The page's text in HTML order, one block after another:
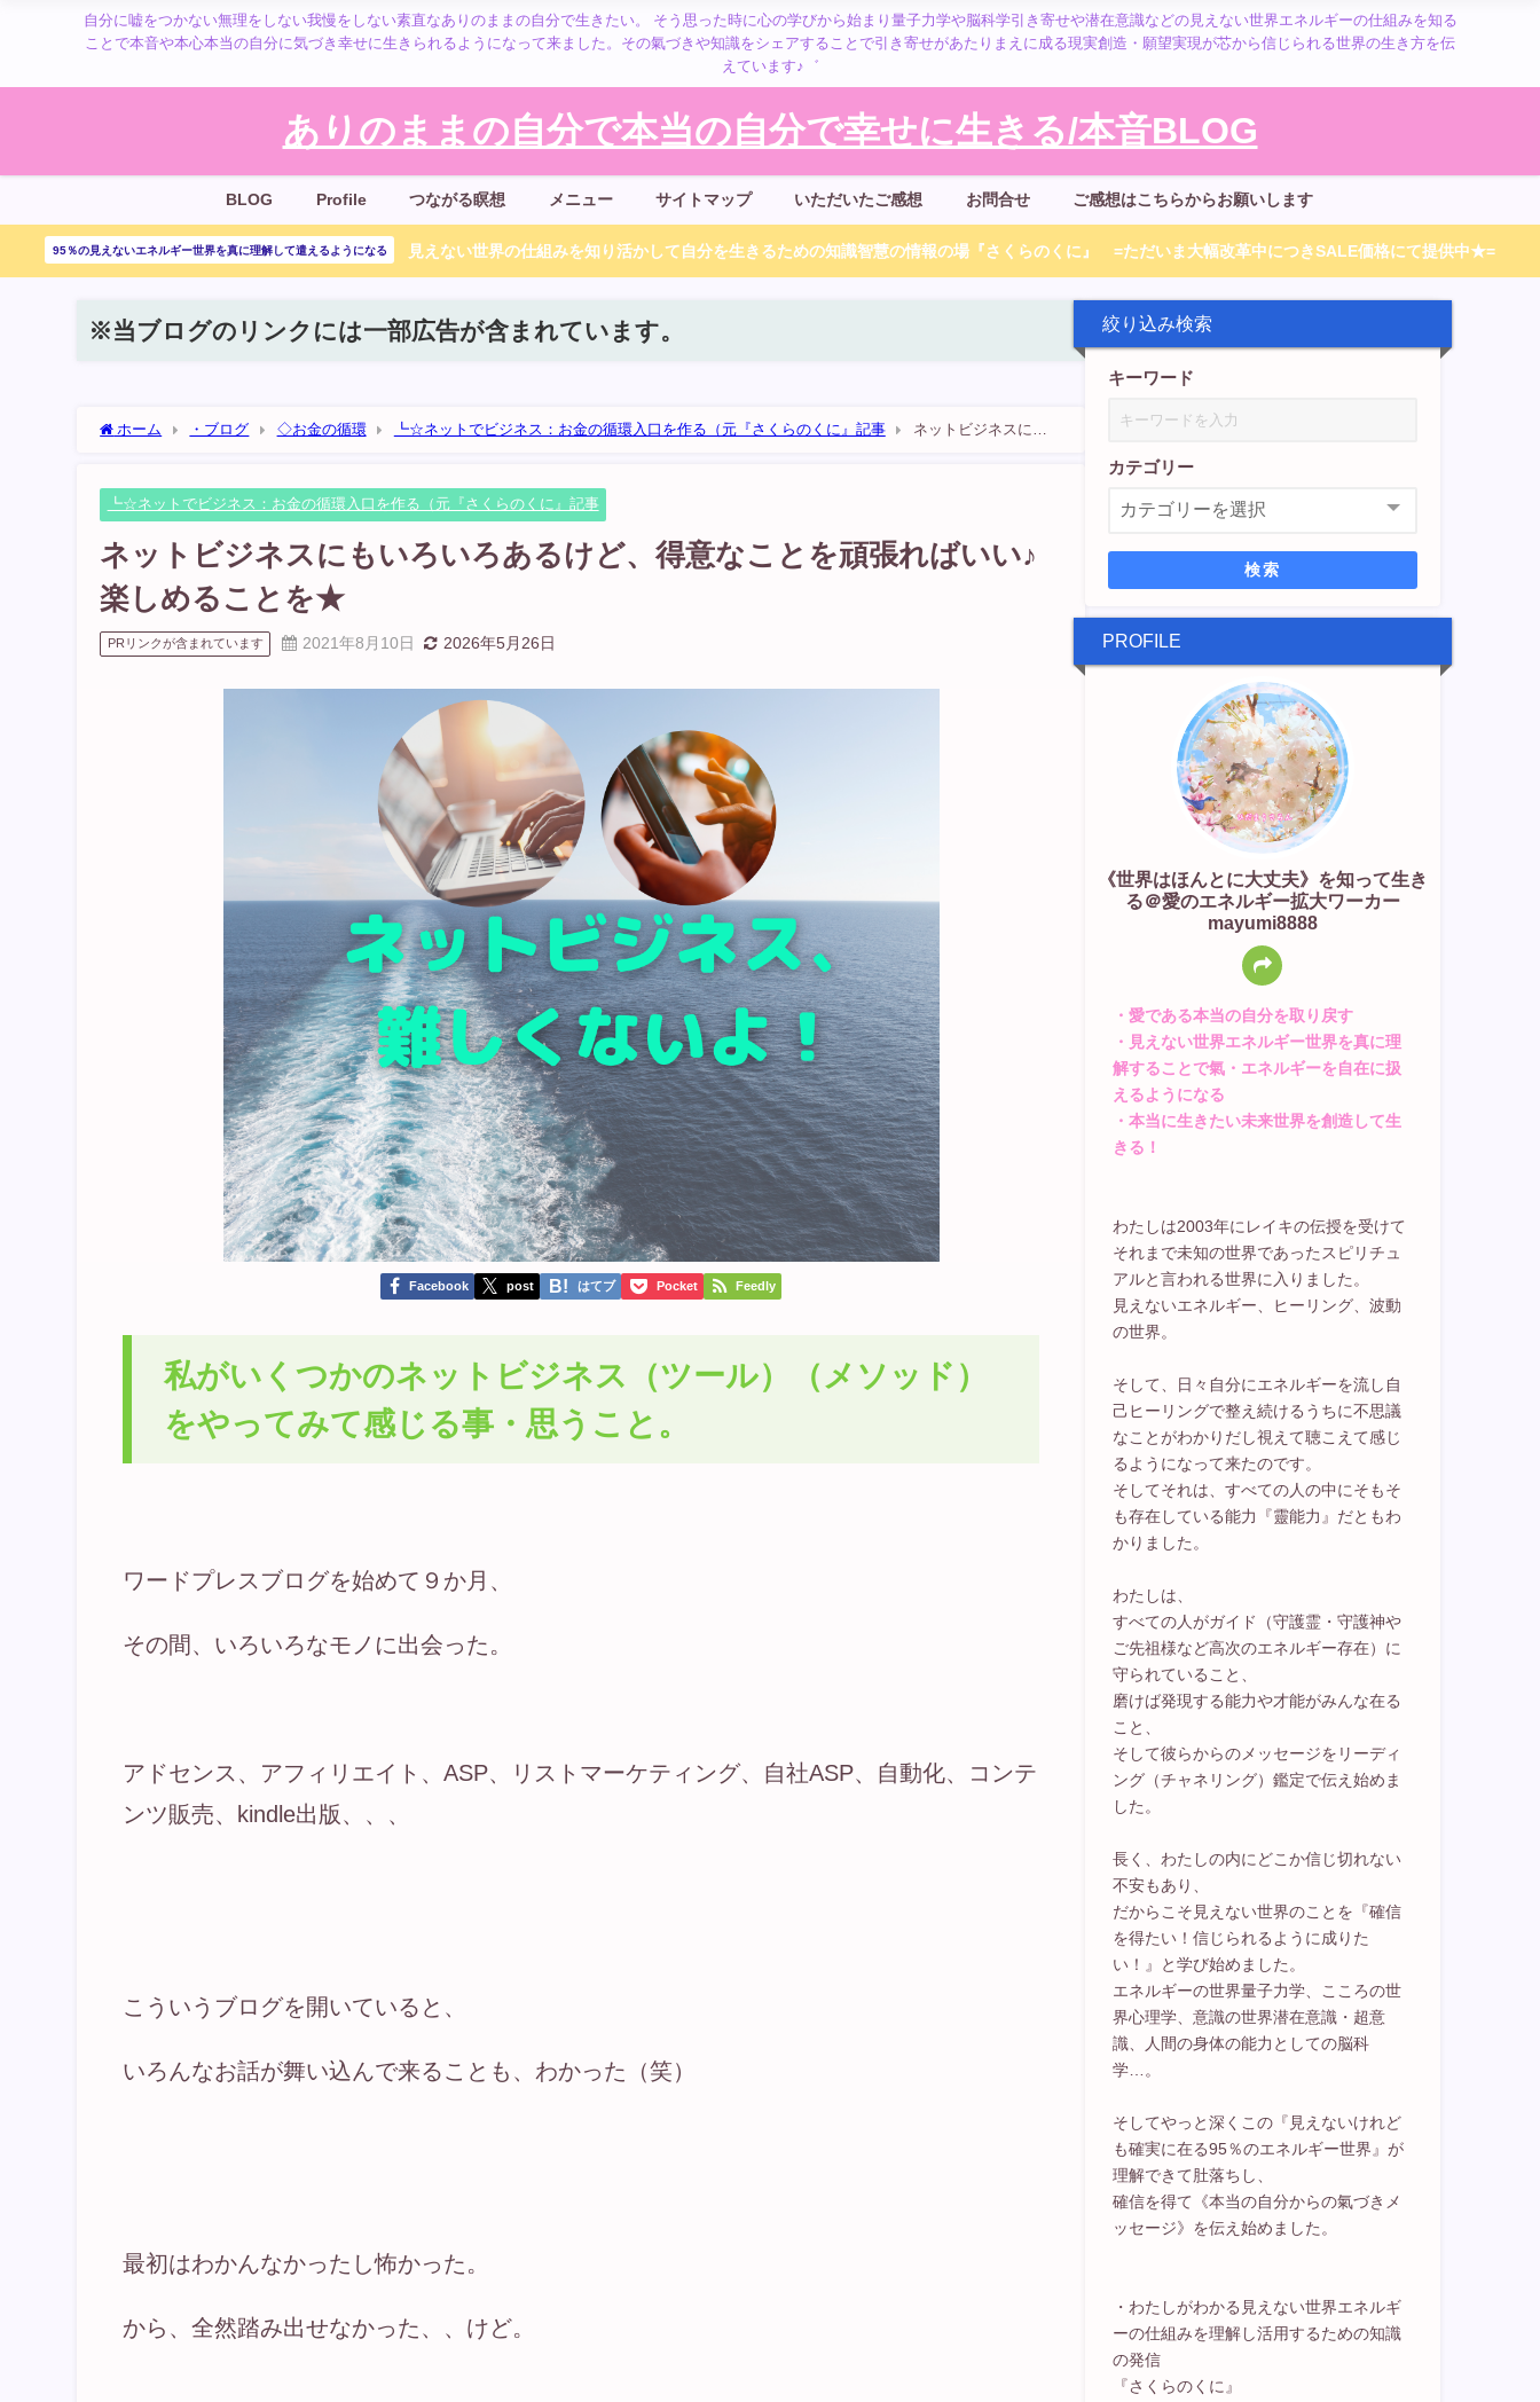
自分に嘘をつかない無理をしない我慢をしない素直なありのままの自分で生きたい。 そう思った時に心の学びから始まり量子力学や脳科学引き寄せや潜在意識などの見えない世界エネルギーの仕組みを知る
ことで本音や本心本当の自分に気づき幸せに生きられるようになって来ました。その氣づきや知識をシェアすることで引き寄せがあたりまえに成る現実創造・願望実現が芯から信じられる世界の生き方を伝
えています♪゛
ありのままの自分で本当の自分で幸せに生きる/本音BLOG
BLOG Profile つながる瞑想 メニュー サイトマップ いただいたご感想 お問合せ ご感想はこちらからお願いします
95％の見えないエネルギー世界を真に理解して遣えるようになる 見えない世界の仕組みを知り活かして自分を生きるための知識智慧の情報の場『さくらのくに』 =ただいま大幅改革中につきSALE価格にて提供中★=
※当ブログのリンクには一部広告が含まれています。
ホーム ・ブログ ◇お金の循環 ┗☆ネットでビジネス：お金の循環入口を作る（元『さくらのくに』記事
ネットビジネスにも
┗☆ネットでビジネス：お金の循環入口を作る（元『さくらのくに』記事
ネットビジネスにもいろいろあるけど、得意なことを頑張ればいい♪
楽しめることを★
PRリンクが含まれています 2021年8月10日 2026年5月26日
Facebook post はてブ Pocket Feedly
私がいくつかのネットビジネス（ツール）（メソッド）
をやってみて感じる事・思うこと。
ワードプレスブログを始めて９か月、
その間、いろいろなモノに出会った。
アドセンス、アフィリエイト、ASP、リストマーケティング、自社ASP、自動化、コンテ
ンツ販売、kindle出版、、、
こういうブログを開いていると、
いろんなお話が舞い込んで来ることも、わかった（笑）
最初はわかんなかったし怖かった。
から、全然踏み出せなかった、、けど。
絞り込み検索
キーワード
カテゴリー
検索
PROFILE
《世界はほんとに大丈夫》を知って生き
る＠愛のエネルギー拡大ワーカー
mayumi8888
・愛である本当の自分を取り戻す
・見えない世界エネルギー世界を真に理
解することで氣・エネルギーを自在に扱
えるようになる
・本当に生きたい未来世界を創造して生
きる！
わたしは2003年にレイキの伝授を受けて
それまで未知の世界であったスピリチュ
アルと言われる世界に入りました。
見えないエネルギー、ヒーリング、波動
の世界。
そして、日々自分にエネルギーを流し自
己ヒーリングで整え続けるうちに不思議
なことがわかりだし視えて聴こえて感じ
るようになって来たのです。
そしてそれは、すべての人の中にそもそ
も存在している能力『靈能力』だともわ
かりました。
わたしは、
すべての人がガイド（守護霊・守護神や
ご先祖様など高次のエネルギー存在）に
守られていること、
磨けば発現する能力や才能がみんな在る
こと、
そして彼らからのメッセージをリーディ
ング（チャネリング）鑑定で伝え始めま
した。
長く、わたしの内にどこか信じ切れない
不安もあり、
だからこそ見えない世界のことを『確信
を得たい！信じられるように成りた
い！』と学び始めました。
エネルギーの世界量子力学、こころの世
界心理学、意識の世界潜在意識・超意
識、人間の身体の能力としての脳科
学…。
そしてやっと深くこの『見えないけれど
も確実に在る95％のエネルギー世界』が
理解できて肚落ちし、
確信を得て《本当の自分からの氣づきメ
ッセージ》を伝え始めました。
・わたしがわかる見えない世界エネルギ
ーの仕組みを理解し活用するための知識
の発信
『さくらのくに』